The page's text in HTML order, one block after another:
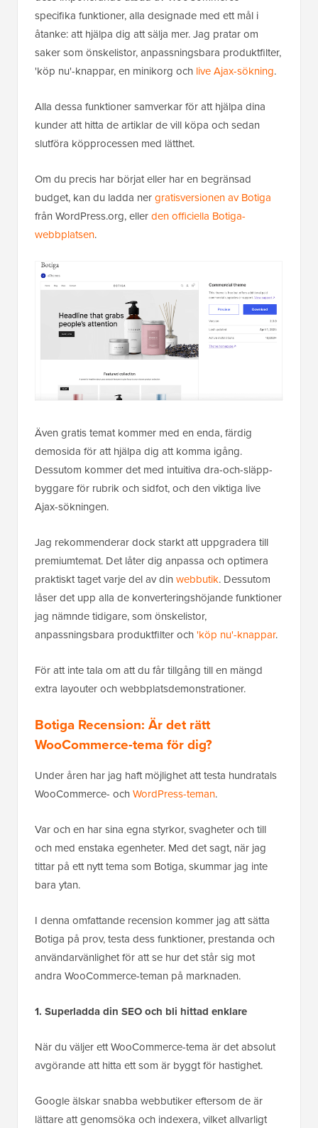
specifika funktioner, alla designade med ett mål i
åtanke: att hjälpa dig att sälja mer. Jag pratar om
saker som önskelistor, anpassningsbara produktfilter,
'köp nu'-knappar, en minikorg och live Ajax-sökning.
Alla dessa funktioner samverkar för att hjälpa dina
kunder att hitta de artiklar de vill köpa och sedan
slutföra köpprocessen med lätthet.
Om du precis har börjat eller har en begränsad
budget, kan du ladda nergratisversionen av Botiga
från WordPress.org, ellerden officiella Botiga-
webbplatsen.
Även gratis temat kommer med en enda, färdig
demosida för att hjälpa dig att komma igång.
Dessutom kommer det med intuitiva dra-och-släpp-
byggare för rubrik och sidfot, och den viktiga live
Ajax-sökningen.
Jag rekommenderar dock starkt att uppgradera till
premiumtemat. Det låter dig anpassa och optimera
praktiskt taget varje del av din webbutik. Dessutom
låser det upp alla de konverteringshöjande funktioner
jag nämnde tidigare, som önskelistor,
anpassningsbara produktfilter och'köp nu'-knappar.
För att inte tala om att du får tillgång till en mängd
extra layouter och webbplatsdemonstrationer.
Botiga Recension: Är det rätt
WooCommerce-tema för dig?
Under åren har jag haft möjlighet att testa hundratals
WooCommerce- ochWordPress-teman.
Var och en har sina egna styrkor, svagheter och till
och med enstaka egenheter. Med det sagt, när jag
tittar på ett nytt tema som Botiga, skummar jag inte
bara ytan.
I denna omfattande recension kommer jag att sätta
Botiga på prov, testa dess funktioner, prestanda och
användarvänlighet för att se hur det står sig mot
andra WooCommerce-teman på marknaden.
1. Superladda din SEO och bli hittad enklare
När du väljer ett WooCommerce-tema är det absolut
avgörande att hitta ett som är byggt för hastighet.
Google älskar snabba webbutiker eftersom de är
lättare att genomsöka och indexera, vilket allvarligt